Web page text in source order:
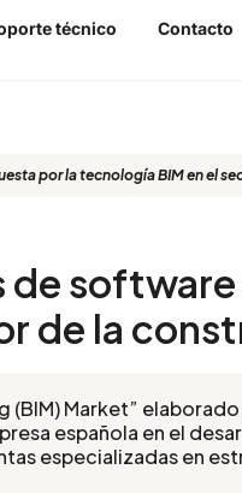
técnico
Contacto
por la tecnología BIM en el
de
de la
(BIM) Market”
española en el
especializadas en